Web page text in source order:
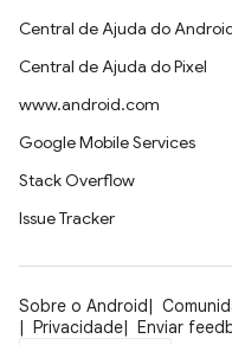
Central de Ajuda do
Central de Ajuda do Pixel
www.android.com
Google Mobile Services
Stack Overflow
Issue Tracker
Sobre o Android
Privacidade
Enviar